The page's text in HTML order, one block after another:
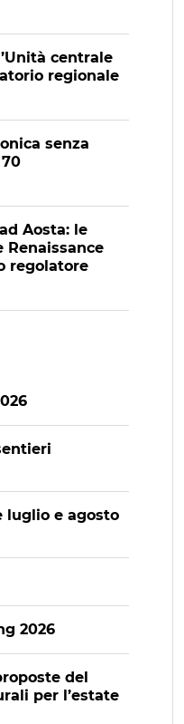
centrale
regionale
senza
Aosta: le
Renaissance
regolatore
luglio e agosto
2026
del
per l’estate